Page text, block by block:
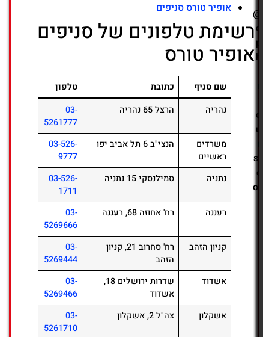
@
o
p
h
o
u
s.
c
o.
אופיר טורס סניפים
רשימת טלפונים של סניפים
אופיר טורס
שם סניף כתובת
טלפון
נהריה
הרצל 65 נהריה
03-
5261777
משרדים
ראשיים
הנצי"ב 6 תל אביב יפו
03-526-
9777
נתניה
סמילנסקי 15 נתניה
03-526-
1711
רעננה
רח' אחוזה 68, רעננה
03-
5269666
קניון הזהב
רח' סחרוב 21, קניון
הזהב
03-
5269444
אשדוד
שדרות ירושלים 18,
אשדוד
03-
5269466
אשקלון
צה"ל 2, אשקלון
03-
5261710